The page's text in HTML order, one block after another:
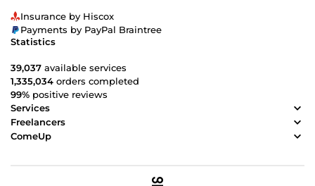
Insurance by Hiscox
Payments by PayPal Braintree
Statistics
39,037 available services
1,335,034 orders completed
99% positive reviews
Services
Freelancers
ComeUp